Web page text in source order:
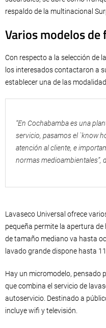
respaldo de la multinacional
Varios modelos
Con respecto a la selección de
los interesados contactaron a
establecer una de las
“En Cochabamba es una
servicio, pasamos el `know
atención al cliente, e
normas medioambientales”,
Lavaseco Universal ofrece
pequeña permite la apertura
de tamaño mediano va hasta
lavado grande dispone hasta
Hay un micromodelo, pensado
que combina el servicio de
autoservicio. Destinado a
incluye wifi y televisión.